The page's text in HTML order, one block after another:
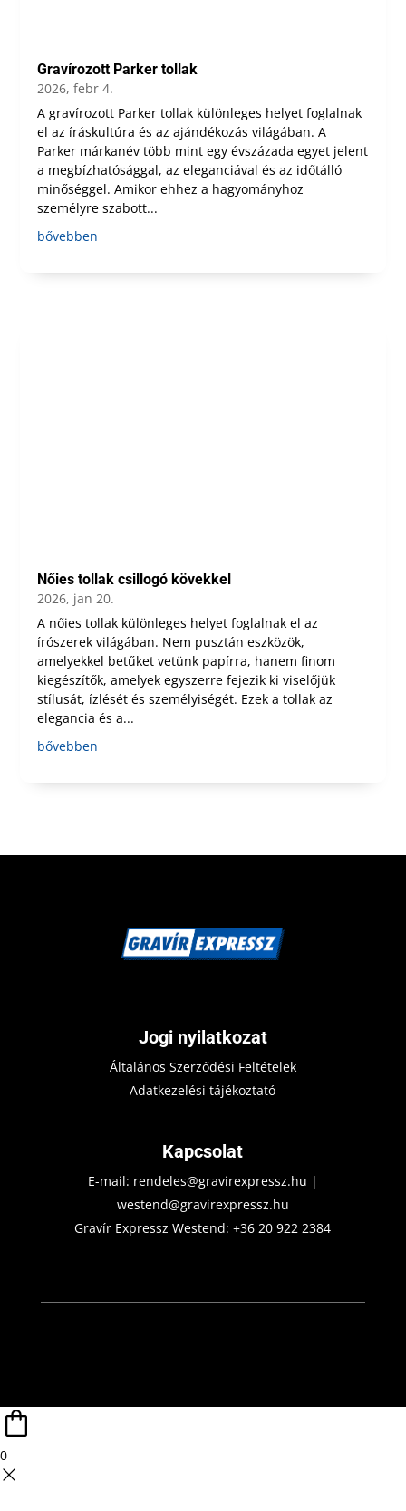
Gravírozott Parker tollak
2026, febr 4.
A gravírozott Parker tollak különleges helyet foglalnak
el az íráskultúra és az ajándékozás világában. A
Parker márkanév több mint egy évszázada egyet jelent
a megbízhatósággal, az eleganciával és az időtálló
minőséggel. Amikor ehhez a hagyományhoz
személyre szabott...
bővebben
Nőies tollak csillogó kövekkel
2026, jan 20.
A nőies tollak különleges helyet foglalnak el az
írószerek világában. Nem pusztán eszközök,
amelyekkel betűket vetünk papírra, hanem finom
kiegészítők, amelyek egyszerre fejezik ki viselőjük
stílusát, ízlését és személyiségét. Ezek a tollak az
elegancia és a...
bővebben
Jogi nyilatkozat
Általános Szerződési Feltételek
Adatkezelési tájékoztató
Kapcsolat
E-mail: rendeles@gravirexpressz.hu |
westend@gravirexpressz.hu
Gravír Expressz Westend:+36 20 922 2384
0